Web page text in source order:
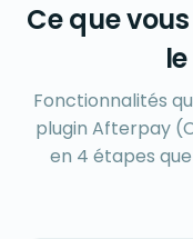
Ce que
Fonctionnalités
plugin Afterpay
en 4 étapes